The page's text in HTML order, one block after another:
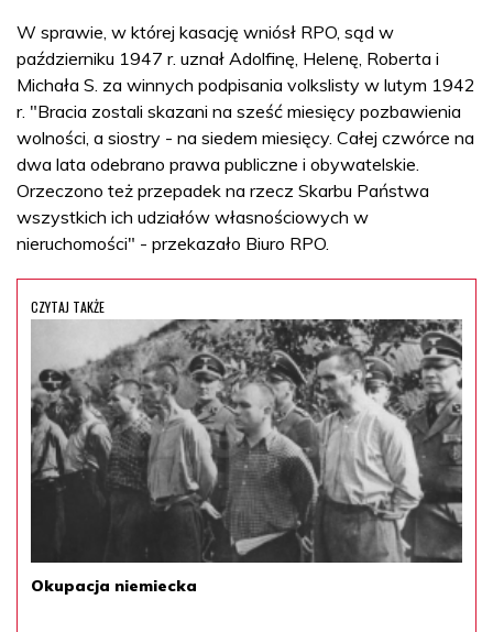
W sprawie, w której kasację wniósł RPO, sąd w
październiku 1947 r. uznał Adolfinę, Helenę, Roberta i
Michała S. za winnych podpisania volkslisty w lutym 1942
r. "Bracia zostali skazani na sześć miesięcy pozbawienia
wolności, a siostry - na siedem miesięcy. Całej czwórce na
dwa lata odebrano prawa publiczne i obywatelskie.
Orzeczono też przepadek na rzecz Skarbu Państwa
wszystkich ich udziałów własnościowych w
nieruchomości" - przekazało Biuro RPO.
CZYTAJ TAKŻE
Okupacja niemiecka